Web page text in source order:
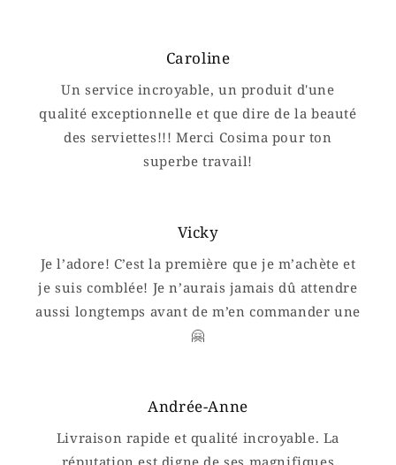
Caroline
Un service incroyable, un produit d'une
qualité exceptionnelle et que dire de la beauté
des serviettes!!! Merci Cosima pour ton
superbe travail!
Vicky
Je l’adore! C’est la première que je m’achète et
je suis comblée! Je n’aurais jamais dû attendre
aussi longtemps avant de m’en commander une
🤗
Andrée-Anne
Livraison rapide et qualité incroyable. La